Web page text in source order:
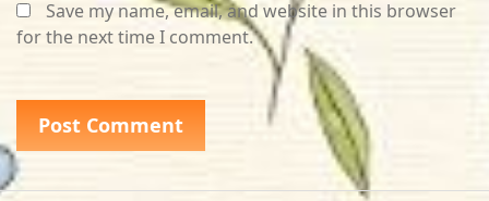
Save my name, email, and website in this browser
for the next time I comment.